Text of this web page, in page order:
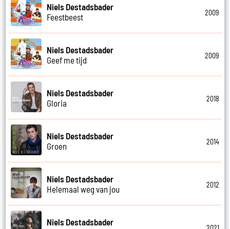
Niels Destadsbader
Feestbeest
2009
Niels Destadsbader
Geef me tijd
2009
Niels Destadsbader
Gloria
2018
Niels Destadsbader
Groen
2014
Niels Destadsbader
Helemaal weg van jou
2012
Niels Destadsbader